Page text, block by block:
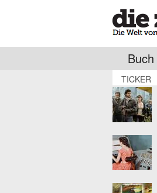
Buch
TICKER